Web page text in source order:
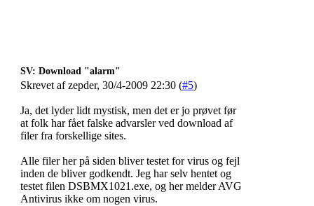
SV: Download "alarm"
Skrevet af zepder, 30/4-2009 22:30 (#5)
Ja, det lyder lidt mystisk, men det er jo prøvet før
at folk har fået falske advarsler ved download af
filer fra forskellige sites.
Alle filer her på siden bliver testet for virus og fejl
inden de bliver godkendt. Jeg har selv hentet og
testet filen DSBMX1021.exe, og her melder AVG
Antivirus ikke om nogen virus.